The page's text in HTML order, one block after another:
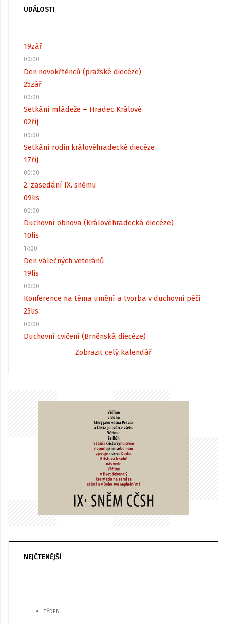
UDÁLOSTI
19zář
00:00
Den novokřtěnců (pražské diecéze)
25zář
00:00
Setkání mládeže – Hradec Králové
02říj
00:00
Setkání rodin královéhradecké diecéze
17říj
00:00
2. zasedání IX. sněmu
09lis
00:00
Duchovní obnova (Královéhradecká diecéze)
10lis
17:00
Den válečných veteránů
19lis
00:00
Konference na téma umění a tvorba v duchovní péči
23lis
00:00
Duchovní cvičení (Brněnská diecéze)
Zobrazit celý kalendář
NEJČTENĚJŠÍ
TÝDEN